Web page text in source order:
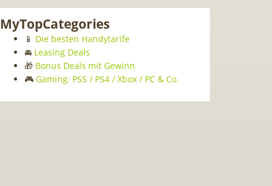
MyTopCategories
📱 Die besten Handytarife
🚘 Leasing Deals
🎁 Bonus Deals mit Gewinn
🎮 Gaming: PS5 / PS4 / Xbox / PC & Co.